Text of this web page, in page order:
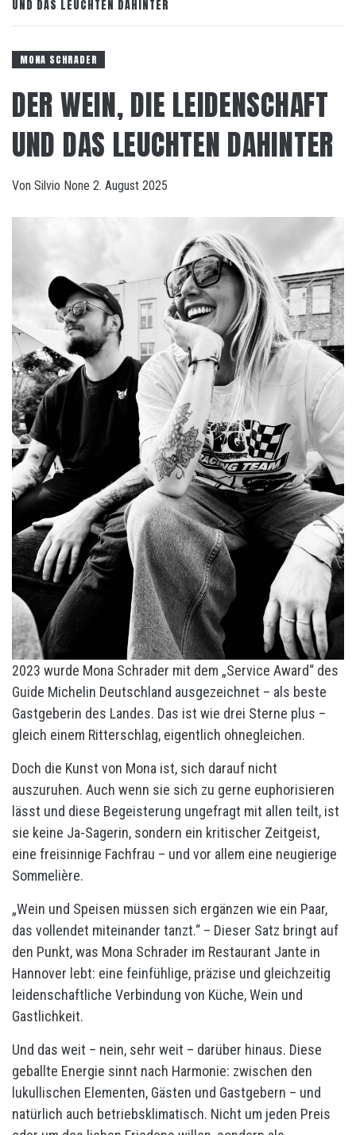
UND DAS LEUCHTEN DAHINTER
MONA SCHRADER
DER WEIN, DIE LEIDENSCHAFT
UND DAS LEUCHTEN DAHINTER
Von Silvio None 2. August 2025
2023 wurde Mona Schrader mit dem „Service Award“ des
Guide Michelin Deutschland ausgezeichnet – als beste
Gastgeberin des Landes. Das ist wie drei Sterne plus –
gleich einem Ritterschlag, eigentlich ohnegleichen.
Doch die Kunst von Mona ist, sich darauf nicht
auszuruhen. Auch wenn sie sich zu gerne euphorisieren
lässt und diese Begeisterung ungefragt mit allen teilt, ist
sie keine Ja-Sagerin, sondern ein kritischer Zeitgeist,
eine freisinnige Fachfrau – und vor allem eine neugierige
Sommelière.
„Wein und Speisen müssen sich ergänzen wie ein Paar,
das vollendet miteinander tanzt.“ – Dieser Satz bringt auf
den Punkt, was Mona Schrader im Restaurant Jante in
Hannover lebt: eine feinfühlige, präzise und gleichzeitig
leidenschaftliche Verbindung von Küche, Wein und
Gastlichkeit.
Und das weit – nein, sehr weit – darüber hinaus. Diese
geballte Energie sinnt nach Harmonie: zwischen den
lukullischen Elementen, Gästen und Gastgebern – und
natürlich auch betriebsklimatisch. Nicht um jeden Preis